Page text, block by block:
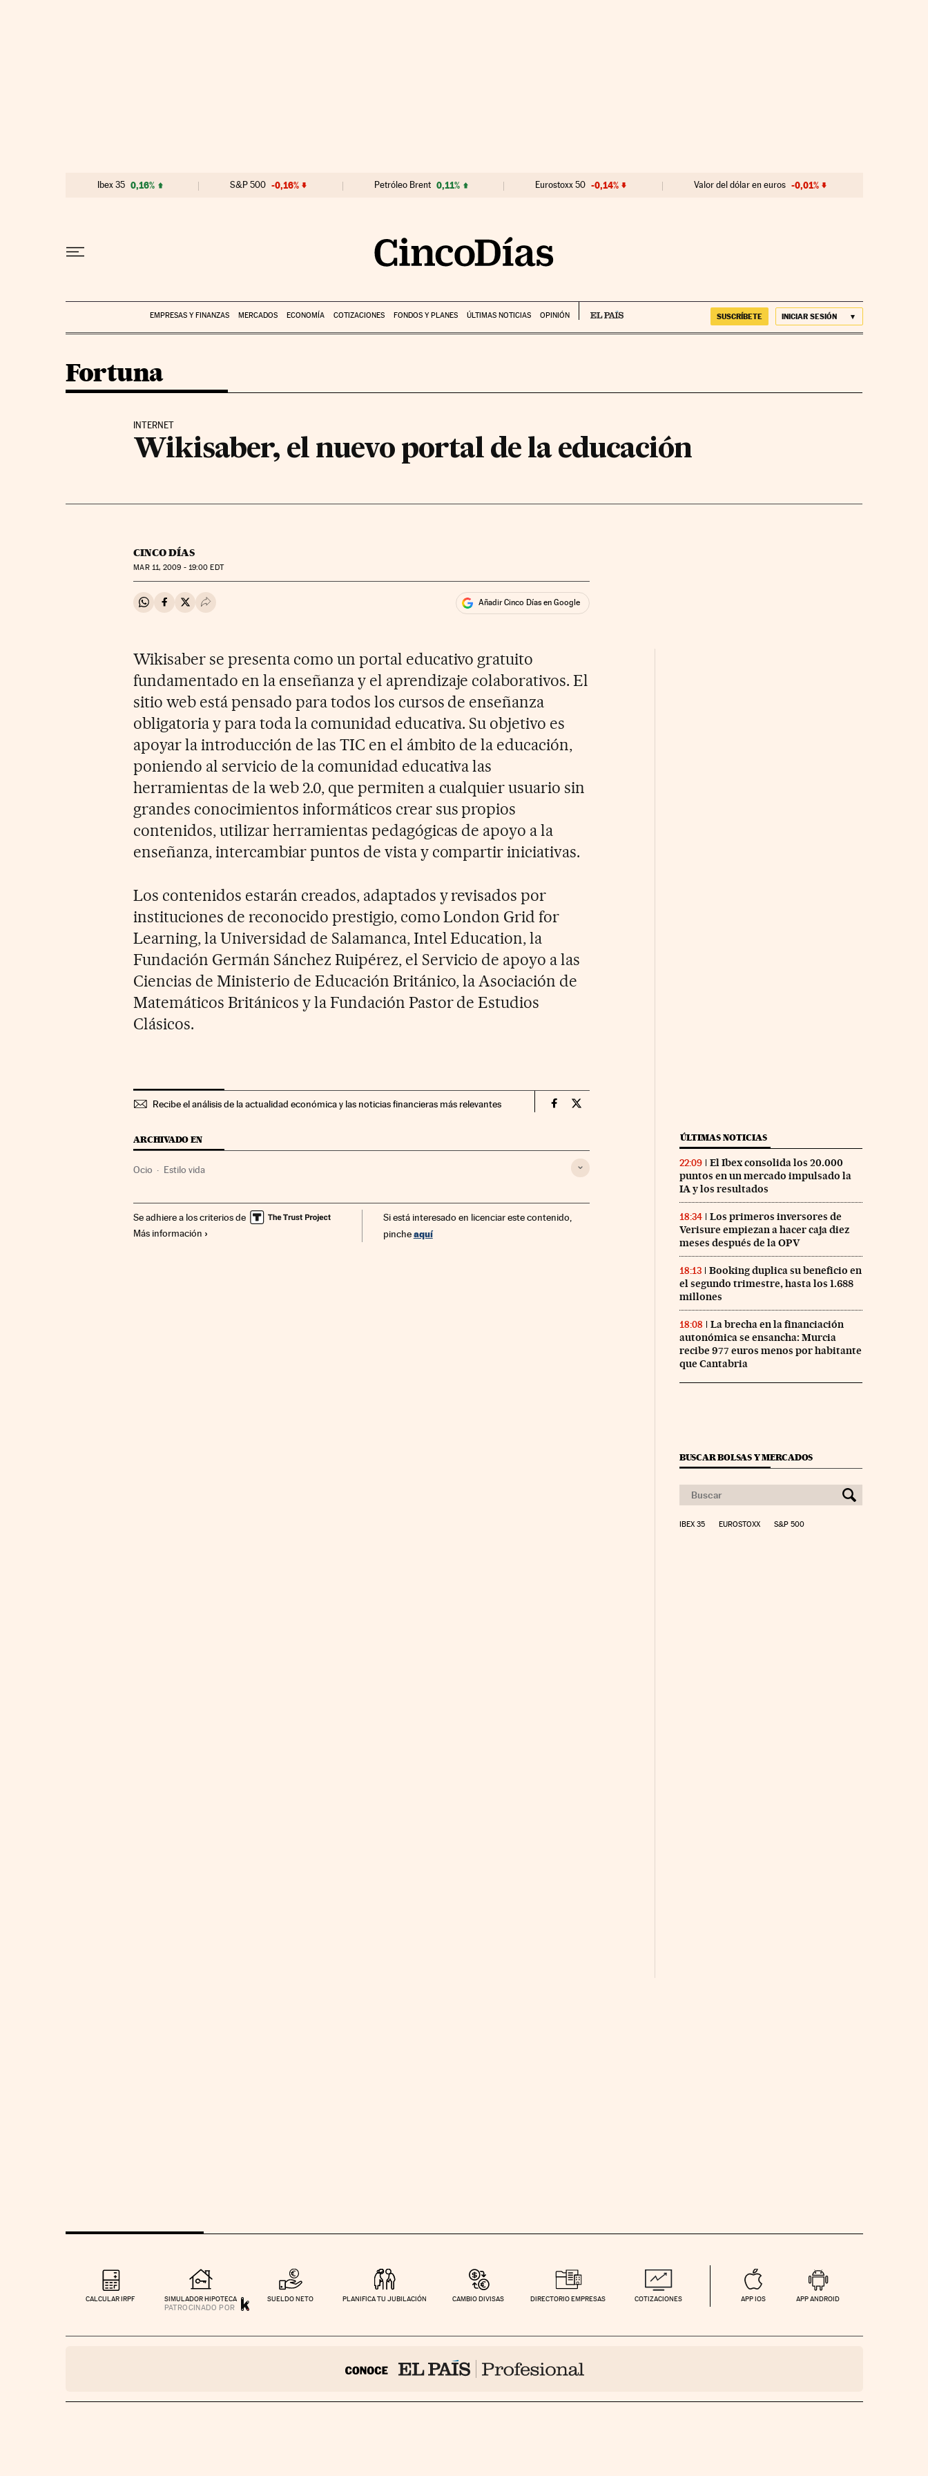
Ibex 35 0,16% S&P 500 -0,16% Petróleo Brent 0,11% Eurostoxx 50 -0,14% Valor del dólar en euros -0,01%
EMPRESAS Y FINANZAS MERCADOS ECONOMÍA COTIZACIONES FONDOS Y PLANES ÚLTIMAS NOTICIAS OPINIÓN SUSCRÍBETE INICIAR SESIÓN
Fortuna
INTERNET
Wikisaber, el nuevo portal de la educación
CINCO DÍAS
MAR11, 2009 - 19:00 EDT
Compartir en Whatsapp
Compartir en Facebook
Compartir en Twitter
Desplegar Redes Sociales Añadir Cinco Días en Google
Wikisaber se presenta como un portal educativo gratuito
fundamentado en la enseñanza y el aprendizaje colaborativos. El
sitio web está pensado para todos los cursos de enseñanza
obligatoria y para toda la comunidad educativa. Su objetivo es
apoyar la introducción de las TIC en el ámbito de la educación,
poniendo al servicio de la comunidad educativa las
herramientas de la web 2.0, que permiten a cualquier usuario sin
grandes conocimientos informáticos crear sus propios
contenidos, utilizar herramientas pedagógicas de apoyo a la
enseñanza, intercambiar puntos de vista y compartir iniciativas.
Los contenidos estarán creados, adaptados y revisados por
instituciones de reconocido prestigio, como London Grid for
Learning, la Universidad de Salamanca, Intel Education, la
Fundación Germán Sánchez Ruipérez, el Servicio de apoyo a las
Ciencias de Ministerio de Educación Británico, la Asociación de
Matemáticos Británicos y la Fundación Pastor de Estudios
Clásicos.
Recibe el análisis de la actualidad económica y las noticias financieras más relevantes Fortunas Cinco Días en Facebook
Fortunas Cinco Días en Twitter
ARCHIVADO EN
Ocio Estilo vida
Se adhiere a los criterios de
Más información
Si está interesado en licenciar este contenido,
pincheaquí
ÚLTIMAS NOTICIAS
22:09
El Ibex consolida los 20.000
puntos en un mercado impulsado la
IA y los resultados
18:34
Los primeros inversores de
Verisure empiezan a hacer caja diez
meses después de la OPV
18:13
Booking duplica su beneficio en
el segundo trimestre, hasta los 1.688
millones
18:08
La brecha en la financiación
autonómica se ensancha: Murcia
recibe 977 euros menos por habitante
que Cantabria
BUSCAR BOLSAS Y MERCADOS
IBEX 35 EUROSTOXX S&P 500
CALCULAR IRPF SIMULADOR HIPOTECA SUELDO NETO PLANIFICA TU JUBILACIÓN CAMBIO DIVISAS DIRECTORIO EMPRESAS COTIZACIONES APP IOS APP ANDROID